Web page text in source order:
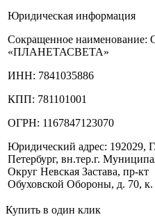
Юридическая информация
Сокращенное наименование:
«ПЛАНЕТАСВЕТА»
ИНН: 7841035886
КПП: 781101001
ОГРН: 1167847123070
Юридический адрес: 192029,
Петербург, вн.тер.г.
Округ Невская Застава, пр-кт
Обуховской Обороны, д. 70, к.
Купить в один клик